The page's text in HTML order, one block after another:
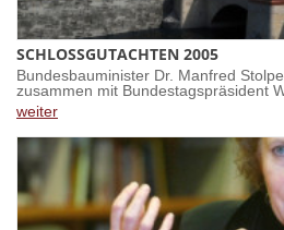
SCHLOSSGUTACHTEN 2005
Bundesbauminister Dr. Manfred
zusammen mit Bundestagspräsident
weiter